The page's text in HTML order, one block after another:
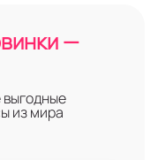
—
из мира